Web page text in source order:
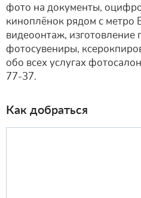
фото на документы,
киноплёнок рядом с метро
видеоонтаж, изготовление
фотосувениры,
обо всех услугах
77-37.
Как добраться